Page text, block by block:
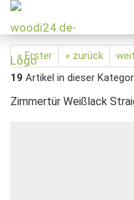
« Erster « zurück
19 Artikel in dieser
Zimmertür Weißlack